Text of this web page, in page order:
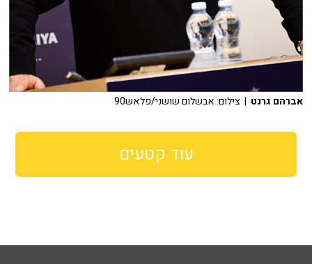
אברהם גרנט | צילום: אבשלום שושני/פלאש90
עוד קטעים